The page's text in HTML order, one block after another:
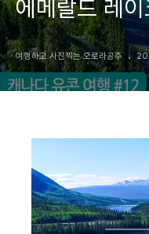
에메랄드 레
Yukon
여행하고 사진찍는 오로라공주